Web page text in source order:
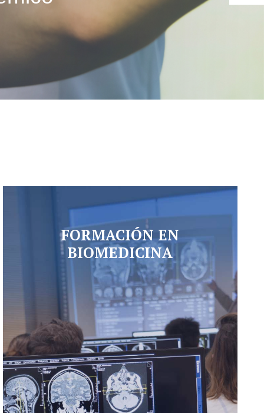
FORMACIÓN EN
BIOMEDICINA
Formamos a los profesionales de la salud
en los últimos avances científicos,
contribuyendo a acercar la mejor atención
sanitaria a las personas.